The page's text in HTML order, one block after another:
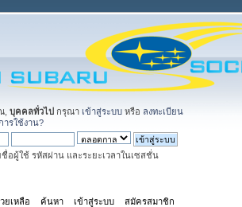
, บุคคลทั่วไป กรุณา เข้าสู่ระบบ หรือ ลงทะเบียน
ารใช้งาน?
ชื่อผู้ใช้ รหัสผ่าน และระยะเวลาในเซสชั่น
ยเหลือ ค้นหา เข้าสู่ระบบ สมัครสมาชิก